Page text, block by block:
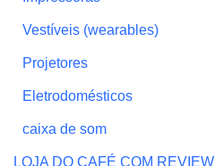
Vestíveis (wearables)
Projetores
Eletrodomésticos
caixa de som
LOJA DO CAFÉ COM REVIEW